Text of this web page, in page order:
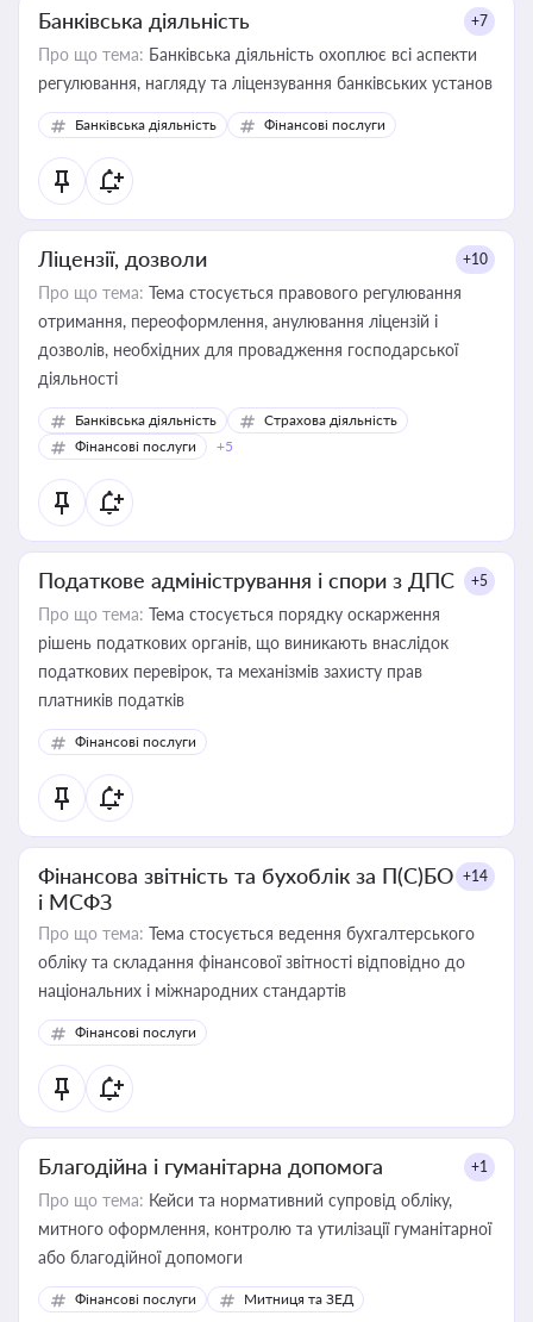
Банківська діяльність +7
Про що тема: Банківська діяльність охоплює всі аспекти
регулювання, нагляду та ліцензування банківських установ
Банківська діяльність Фінансові послуги
Ліцензії, дозволи +10
Про що тема: Тема стосується правового регулювання
отримання, переоформлення, анулювання ліцензій і
дозволів, необхідних для провадження господарської
діяльності
Банківська діяльність
Страхова діяльність
Фінансові послуги
+5
Податкове адміністрування і спори з ДПС +5
Про що тема: Тема стосується порядку оскарження
рішень податкових органів, що виникають внаслідок
податкових перевірок, та механізмів захисту прав
платників податків
Фінансові послуги
Фінансова звітність та бухоблік за П(С)БО
і МСФЗ
+14
Про що тема: Тема стосується ведення бухгалтерського
обліку та складання фінансової звітності відповідно до
національних і міжнародних стандартів
Фінансові послуги
Благодійна і гуманітарна допомога +1
Про що тема: Кейси та нормативний супровід обліку,
митного оформлення, контролю та утилізації гуманітарної
або благодійної допомоги
Фінансові послуги Митниця та ЗЕД